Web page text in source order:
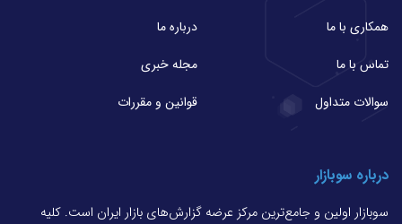
همکاری با ما
درباره ما
تماس با ما
مجله خبری
سوالات متداول
قوانین و مقررات
درباره سوبازار
سوبازار اولین و جامع‌ترین مرکز عرضه گزارش‌های بازار ایران است. کلیه